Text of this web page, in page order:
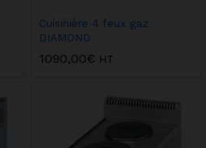
Cuisinière 4 feux gaz
DIAMOND
1090,00€ HT